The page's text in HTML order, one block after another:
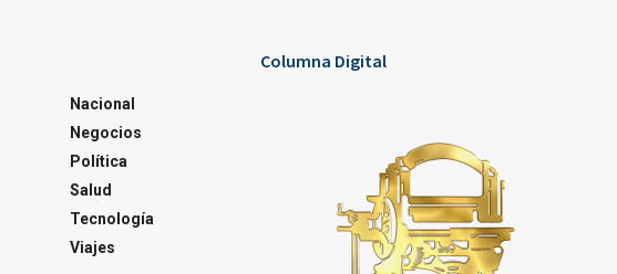
Nacional
Negocios
Política
Salud
Tecnología
Viajes
Columna Digital